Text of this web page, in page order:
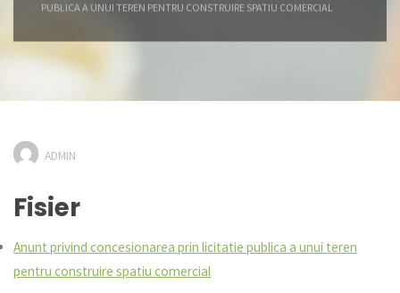
PUBLICA A UNUI TEREN PENTRU CONSTRUIRE SPATIU COMERCIAL
ADMIN
Fisier
Anunt privind concesionarea prin licitatie publica a unui teren
pentru construire spatiu comercial